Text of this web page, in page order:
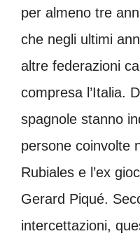
per almeno tre
che negli ultimi
altre federazioni
compresa l’Italia.
spagnole stanno
persone coinvolte
Rubiales e l’ex
Gerard Piqué.
intercettazioni,